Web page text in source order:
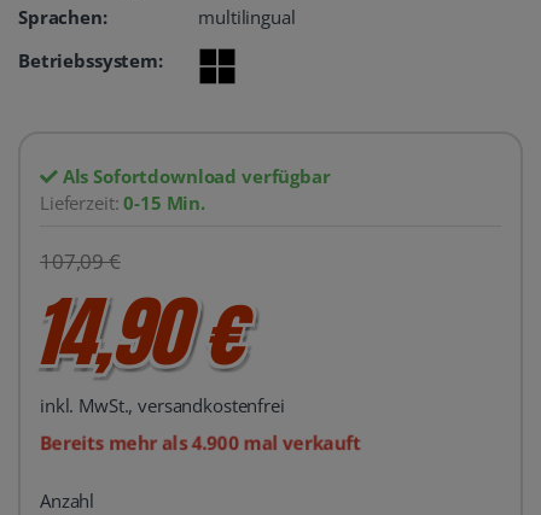
Sprachen:
multilingual
Betriebssystem:
Als Sofortdownload verfügbar
Lieferzeit:0-15 Min.
107,09 €
14,90 €
inkl. MwSt., versandkostenfrei
Bereits mehr als 4.900 mal verkauft
Anzahl